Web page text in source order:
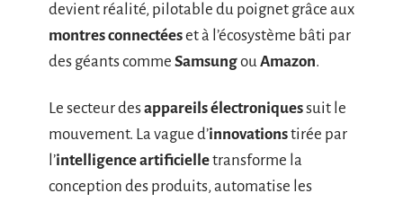
devient réalité, pilotable du poignet grâce aux
montres connectéeset à l’écosystème bâti par
des géants comme SamsungouAmazon.
Le secteur desappareils électroniquessuit le
mouvement. La vague d’innovationstirée par
l’intelligence artificielletransforme la
conception des produits, automatise les